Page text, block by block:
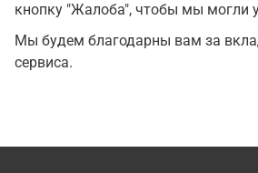
кнопку "Жалоба", чтобы мы могли
Мы будем благодарны вам за
сервиса.